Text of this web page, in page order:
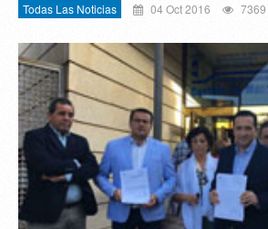
Todas Las Noticias 04 Oct 2016 7369